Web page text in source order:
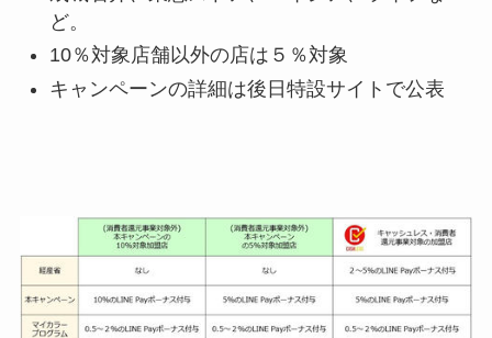
ど。
10％対象店舗以外の店は５％対象
キャンペーンの詳細は後日特設サイトで公表